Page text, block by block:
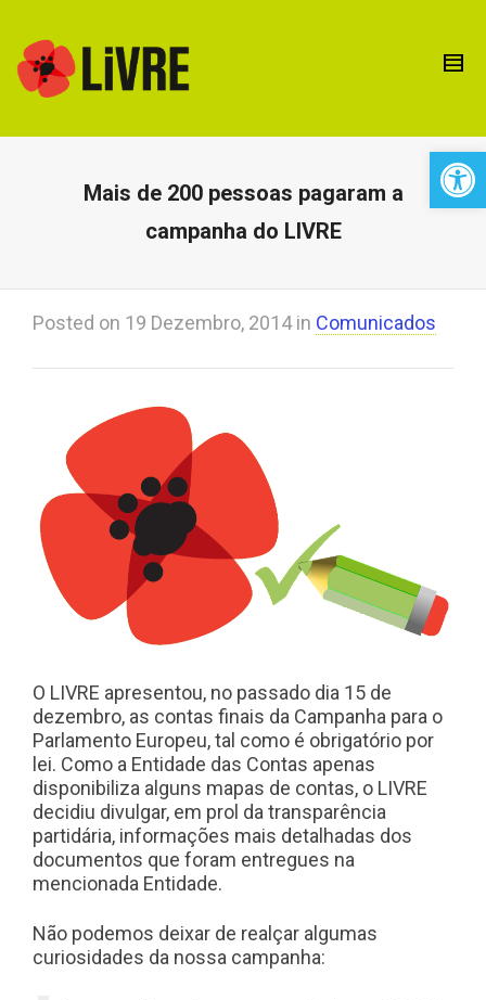
Mais de 200 pessoas pagaram a
campanha do LIVRE
Posted on 19 Dezembro, 2014in Comunicados
O LIVRE apresentou, no passado dia 15 de
dezembro, as contas finais da Campanha para o
Parlamento Europeu, tal como é obrigatório por
lei. Como a Entidade das Contas apenas
disponibiliza alguns mapas de contas, o LIVRE
decidiu divulgar, em prol da transparência
partidária, informações mais detalhadas dos
documentos que foram entregues na
mencionada Entidade.
Não podemos deixar de realçar algumas
curiosidades da nossa campanha: